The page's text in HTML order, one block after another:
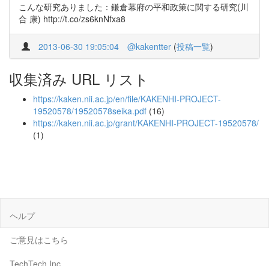
こんな研究ありました：鎌倉幕府の平和政策に関する研究(川
合 康) http://t.co/zs6knNfxa8
2013-06-30 19:05:04 @kakentter (投稿一覧)
収集済み URL リスト
https://kaken.nii.ac.jp/en/file/KAKENHI-PROJECT-
19520578/19520578seika.pdf (16)
https://kaken.nii.ac.jp/grant/KAKENHI-PROJECT-19520578/
(1)
ヘルプ
ご意見はこちら
TechTech Inc.